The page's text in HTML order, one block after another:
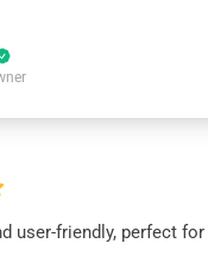
user-friendly, perfect